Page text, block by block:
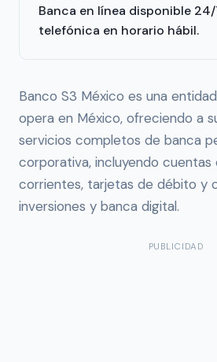
Banca en línea disponible
telefónica en horario hábil.
Banco S3 México es una
opera en México, ofreciendo a
servicios completos de banca
corporativa, incluyendo cuentas
corrientes, tarjetas de débito y
inversiones y banca digital.
PUBLICIDAD